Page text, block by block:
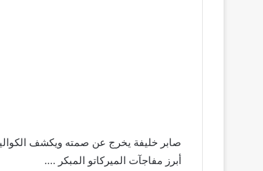
صابر خليفة يخرج عن صمته ويكشف
أبرز مفاجآت الميركاتو المبكر ….